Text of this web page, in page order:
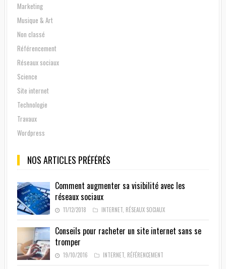
Marketing
Musique & Art
Non classé
Référencement
Réseaux sociaux
Science
Site internet
Technologie
Travaux
Wordpress
NOS ARTICLES PRÉFÉRÉS
Comment augmenter sa visibilité avec les
réseaux sociaux
11/12/2018 INTERNET, RÉSEAUX SOCIAUX
Conseils pour racheter un site internet sans se
tromper
19/10/2016 INTERNET, RÉFÉRENCEMENT